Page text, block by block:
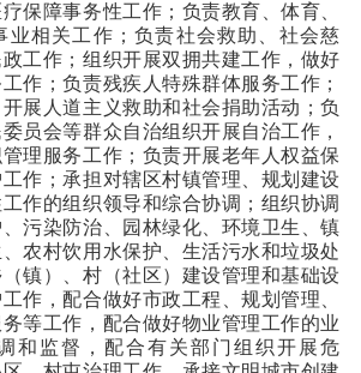
保障事务性工作；负责教育、体育、
业相关工作；负责社会救助、社会慈
工作；组织开展双拥共建工作，做好
作；负责残疾人特殊群体服务工作；
展人道主义救助和社会捐助活动；负
员会等群众自治组织开展自治工作，
理服务工作；负责开展老年人权益保
作；承担对辖区村镇管理、规划建设
作的组织领导和综合协调；组织协调
污染防治、园林绿化、环境卫生、镇
农村饮用水保护、生活污水和垃圾处
镇）、村（社区）建设管理和基础设
作，配合做好市政工程、规划管理、
等工作，配合做好物业管理工作的业
和监督，配合有关部门组织开展危